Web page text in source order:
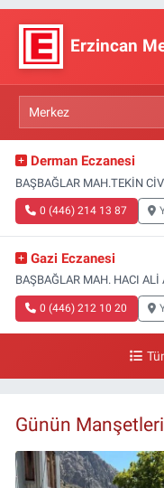
Erzincan
Derman Eczanesi
BAŞBAĞLAR MAH.TEKİN
0 (446) 214 13 87
Gazi Eczanesi
BAŞBAĞLAR MAH. HACI
0 (446) 212 10 20
Günün Manşetleri